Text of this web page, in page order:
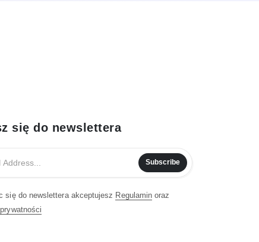
się do newslettera
Subscribe
się do newslettera akceptujesz Regulamin oraz